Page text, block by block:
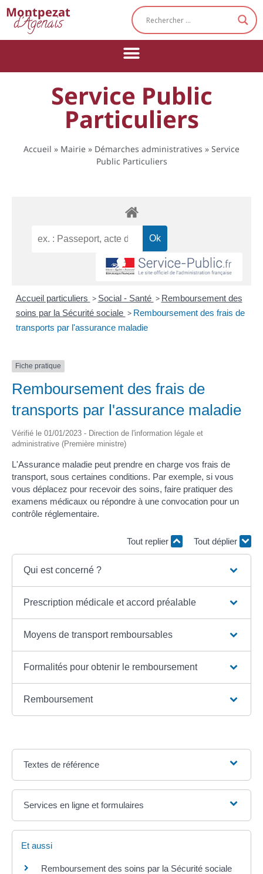
Montpezat
d'Agenais
Service Public
Particuliers
Accueil » Mairie » Démarches administratives » Service
Public Particuliers
Accueil particuliers > Social - Santé > Remboursement des
soins par la Sécurité sociale > Remboursement des frais de
transports par l'assurance maladie
Fiche pratique
Remboursement des frais de
transports par l'assurance maladie
Vérifié le 01/01/2023 - Direction de l'information légale et
administrative (Première ministre)
L'Assurance maladie peut prendre en charge vos frais de
transport, sous certaines conditions. Par exemple, si vous
vous déplacez pour recevoir des soins, faire pratiquer des
examens médicaux ou répondre à une convocation pour un
contrôle réglementaire.
Tout replier Tout déplier
Qui est concerné ?
Prescription médicale et accord préalable
Moyens de transport remboursables
Formalités pour obtenir le remboursement
Remboursement
Textes de référence
Services en ligne et formulaires
Et aussi
Remboursement des soins par la Sécurité sociale
Cookies management panel